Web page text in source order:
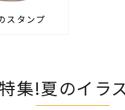
スタンプ
集!夏のイラ